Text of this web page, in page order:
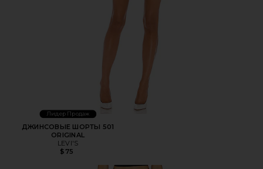
Лидер Продаж
ДЖИНСОВЫЕ ШОРТЫ 501
ORIGINAL
LEVI'S
$75